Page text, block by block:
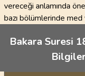
vereceği anlamında
bazı bölümlerinde med
Bakara Suresi